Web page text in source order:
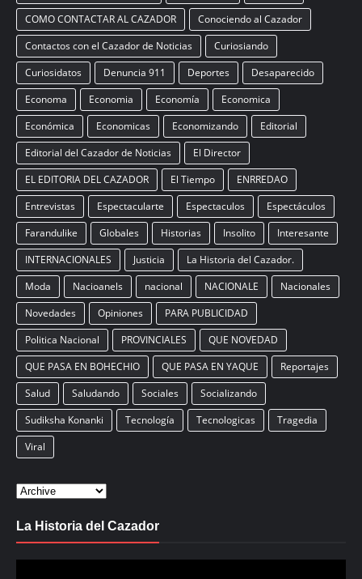
COMO CONTACTAR AL CAZADOR
Conociendo al Cazador
Contactos con el Cazador de Noticias
Curiosiando
Curiosidatos
Denuncia 911 Deportes
Desaparecido
Economa
Economia Economía
Economica
Económica
Economicas Economizando
Editorial
Editorial del Cazador de Noticias
El Director
EL EDITORIA DEL CAZADOR
El Tiempo
ENRREDAO
Entrevistas
Espectacularte Espectaculos
Espectáculos
Farandulike
Globales Historias Insolito
Interesante
INTERNACIONALES
Justicia
La Historia del Cazador.
Moda
Nacioanels nacional NACIONALE
Nacionales
Novedades
Opiniones
PARA PUBLICIDAD
Politica Nacional
PROVINCIALES
QUE NOVEDAD
QUE PASA EN BOHECHIO
QUE PASA EN YAQUE
Reportajes
Salud
Saludando Sociales
Socializando
Sudiksha Konanki
Tecnología Tecnologicas
Tragedia
Viral
La Historia del Cazador